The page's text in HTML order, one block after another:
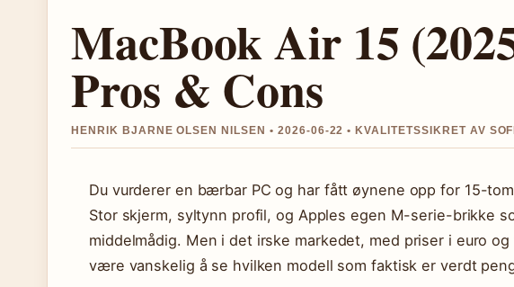
MacBook Air 15
Pros & Cons
HENRIK BJARNE OLSEN NILSEN • 2026-06-22 • KVALITETSSIKRET AV
Du vurderer en bærbar PC og har fått øynene opp for 15-
Stor skjerm, syltynn profil, og Apples egen M-serie-brikke
middelmådig. Men i det irske markedet, med priser i euro
være vanskelig å se hvilken modell som faktisk er verdt